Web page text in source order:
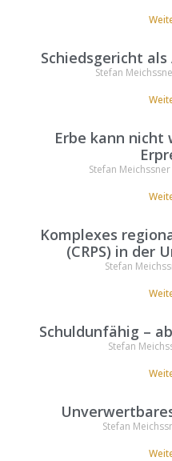
Schiedsgericht
Stefan
Erbe kann nicht
Stefan Meichssner
Komplexes
(CRPS) in der
Stefan
Schuldunfähig –
Stefan
Stefan